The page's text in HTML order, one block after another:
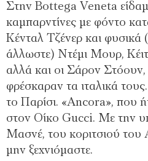
Στην Bottega Veneta
καμπαρντίνες με φόντο
Κένταλ Τζένερ και φυσικά
άλλωστε) Ντέμι Μουρ,
αλλά και οι Σάρον
φρέσκαραν τα ιταλικά
το Παρίσι. «Ancora», που
στον Οίκο Gucci. Με την
Μασνέ, του κοριτσιού του
μην ξεχνιόμαστε.